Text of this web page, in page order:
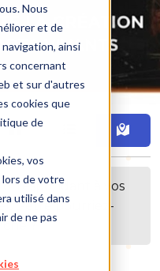
Nous
et de
ainsi
concernant
et sur d'autres
cookies que
de
vos
de votre
utilisé dans
de ne pas
à vos
être pourriez-
?